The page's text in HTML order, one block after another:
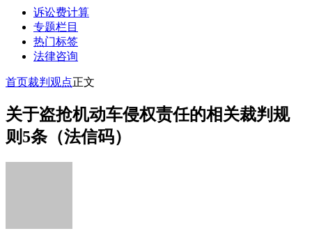
诉讼费计算
专题栏目
热门标签
法律咨询
首页裁判观点正文
关于盗抢机动车侵权责任的相关裁判规
则5条（法信码）